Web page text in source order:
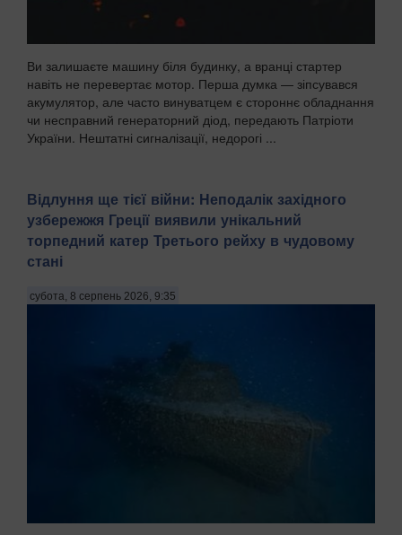
Ви залишаєте машину біля будинку, а вранці стартер
навіть не перевертає мотор. Перша думка — зіпсувався
акумулятор, але часто винуватцем є стороннє обладнання
чи несправний генераторний діод, передають Патріоти
України. Нештатні сигналізації, недорогі ...
Відлуння ще тієї війни: Неподалік західного
узбережжя Греції виявили унікальний
торпедний катер Третього рейху в чудовому
стані
субота, 8 серпень 2026, 9:35